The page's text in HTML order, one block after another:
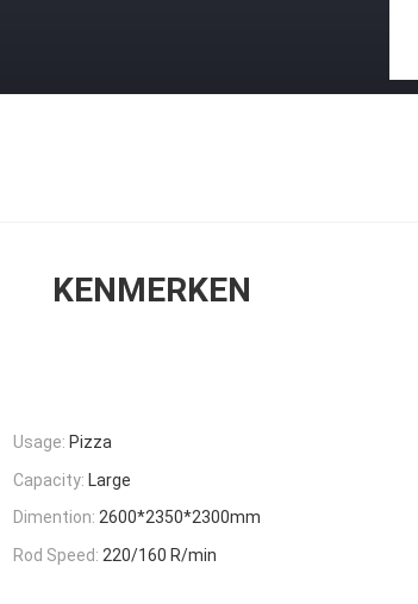
KENMERKEN
Usage: Pizza
Capacity: Large
Dimention: 2600*2350*2300mm
Rod Speed: 220/160 R/min